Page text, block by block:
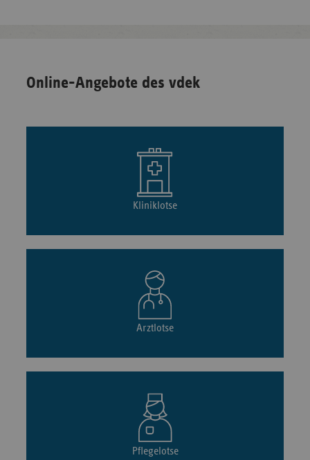
Online-Angebote des vdek
Kliniklotse
Arztlotse
Pflegelotse